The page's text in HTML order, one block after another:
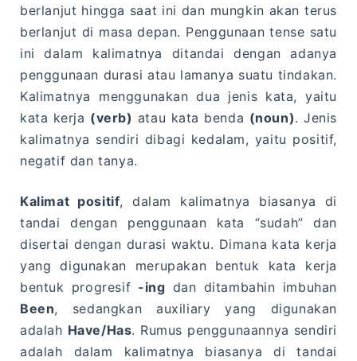
berlanjut hingga saat ini dan mungkin akan terus
berlanjut di masa depan. Penggunaan tense satu
ini dalam kalimatnya ditandai dengan adanya
penggunaan durasi atau lamanya suatu tindakan.
Kalimatnya menggunakan dua jenis kata, yaitu
kata kerja (verb) atau kata benda (noun). Jenis
kalimatnya sendiri dibagi kedalam, yaitu positif,
negatif dan tanya.
Kalimat positif, dalam kalimatnya biasanya di
tandai dengan penggunaan kata “sudah” dan
disertai dengan durasi waktu. Dimana kata kerja
yang digunakan merupakan bentuk kata kerja
bentuk progresif -ing dan ditambahin imbuhan
Been, sedangkan auxiliary yang digunakan
adalah Have/Has. Rumus penggunaannya sendiri
adalah dalam kalimatnya biasanya di tandai